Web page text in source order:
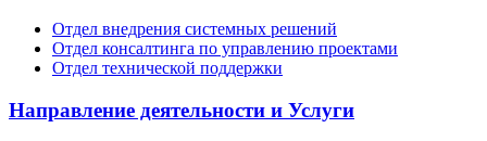
Отдел внедрения системных решений
Отдел консалтинга по управлению проектами
Отдел технической поддержки
Направление деятельности и Услуги